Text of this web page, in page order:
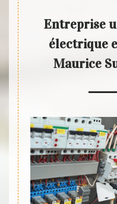
Entreprise
électrique
Maurice